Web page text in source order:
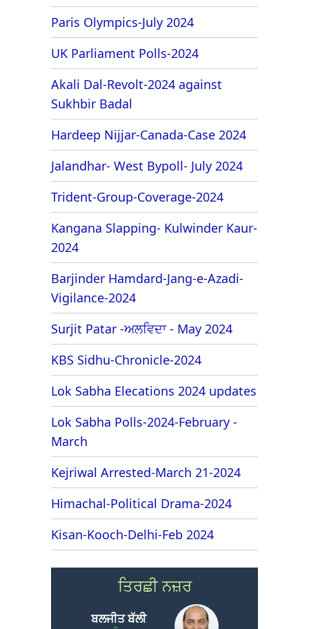
Paris Olympics-July 2024
UK Parliament Polls-2024
Akali Dal-Revolt-2024 against
Sukhbir Badal
Hardeep Nijjar-Canada-Case 2024
Jalandhar- West Bypoll- July 2024
Trident-Group-Coverage-2024
Kangana Slapping- Kulwinder Kaur-
2024
Barjinder Hamdard-Jang-e-Azadi-
Vigilance-2024
Surjit Patar -ਅਲਵਿਦਾ - May 2024
KBS Sidhu-Chronicle-2024
Lok Sabha Elecations 2024 updates
Lok Sabha Polls-2024-February -
March
Kejriwal Arrested-March 21-2024
Himachal-Political Drama-2024
Kisan-Kooch-Delhi-Feb 2024
ਤਿਰਛੀ ਨਜ਼ਰ
ਬਲਜੀਤ ਬੱਲੀ